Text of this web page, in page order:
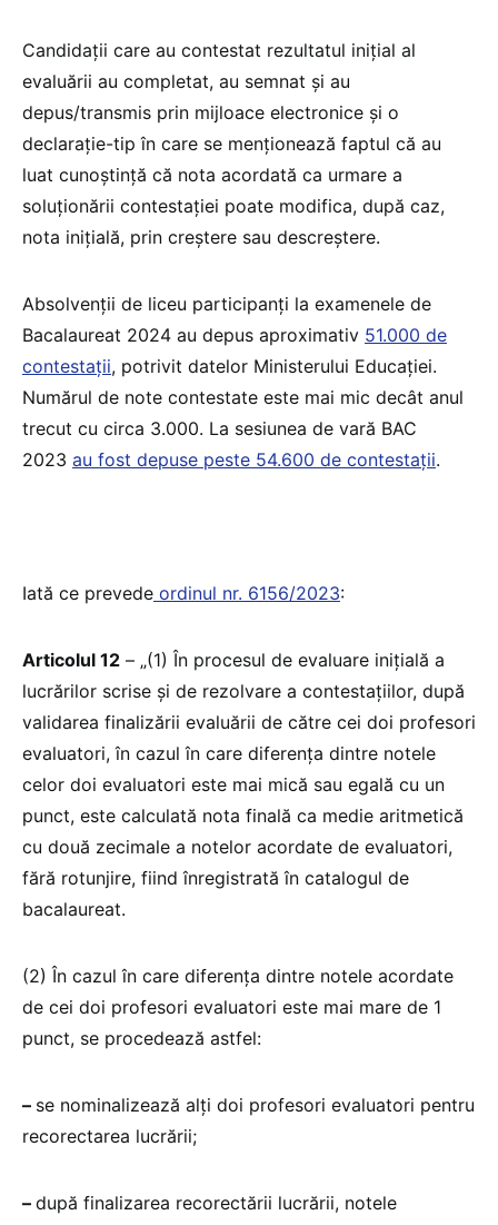
Candidații care au contestat rezultatul inițial al
evaluării au completat, au semnat și au
depus/transmis prin mijloace electronice și o
declarație-tip în care se menționează faptul că au
luat cunoștință că nota acordată ca urmare a
soluționării contestației poate modifica, după caz,
nota inițială, prin creștere sau descreștere.
Absolvenții de liceu participanți la examenele de
Bacalaureat 2024 au depus aproximativ 51.000 de
contestații, potrivit datelor Ministerului Educației.
Numărul de note contestate este mai mic decât anul
trecut cu circa 3.000. La sesiunea de vară BAC
2023 au fost depuse peste 54.600 de contestații.
Iată ce prevede ordinul nr. 6156/2023:
Articolul 12 – „(1) În procesul de evaluare inițială a
lucrărilor scrise și de rezolvare a contestațiilor, după
validarea finalizării evaluării de către cei doi profesori
evaluatori, în cazul în care diferența dintre notele
celor doi evaluatori este mai mică sau egală cu un
punct, este calculată nota finală ca medie aritmetică
cu două zecimale a notelor acordate de evaluatori,
fără rotunjire, fiind înregistrată în catalogul de
bacalaureat.
(2) În cazul în care diferența dintre notele acordate
de cei doi profesori evaluatori este mai mare de 1
punct, se procedează astfel:
– se nominalizează alți doi profesori evaluatori pentru
recorectarea lucrării;
– după finalizarea recorectării lucrării, notele